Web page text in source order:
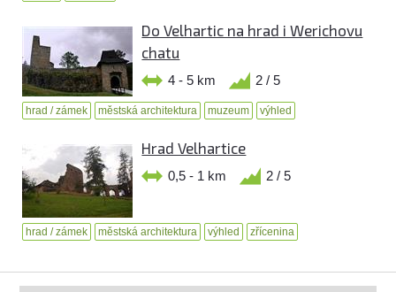
Do Velhartic na hrad i Werichovu
chatu
4 - 5 km 2 / 5
hrad / zámek městská architektura muzeum výhled
Hrad Velhartice
0,5 - 1 km 2 / 5
hrad / zámek městská architektura výhled zřícenina